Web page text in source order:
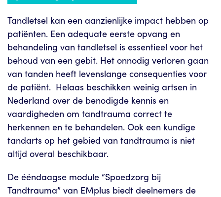
Tandletsel kan een aanzienlijke impact hebben op
patiënten. Een adequate eerste opvang en
behandeling van tandletsel is essentieel voor het
behoud van een gebit. Het onnodig verloren gaan
van tanden heeft levenslange consequenties voor
de patiënt. Helaas beschikken weinig artsen in
Nederland over de benodigde kennis en
vaardigheden om tandtrauma correct te
herkennen en te behandelen. Ook een kundige
tandarts op het gebied van tandtrauma is niet
altijd overal beschikbaar.
De ééndaagse module “Spoedzorg bij
Tandtrauma” van EMplus biedt deelnemers de